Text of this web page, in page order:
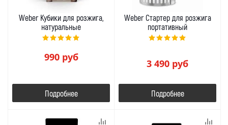
Weber Кубики для розжига,
натуральные
990руб
Подробнее
Weber Стартер для розжига
портативный
3 490 руб
Подробнее